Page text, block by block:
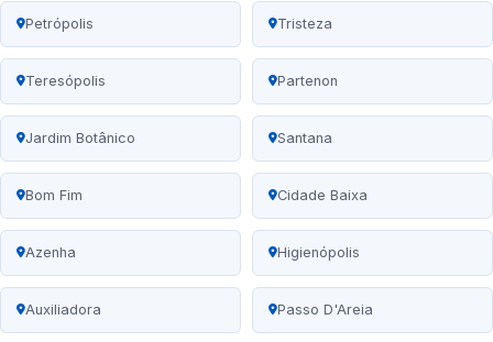
Petrópolis Tristeza
Teresópolis Partenon
Jardim Botânico Santana
Bom Fim Cidade Baixa
Azenha Higienópolis
Auxiliadora Passo D'Areia